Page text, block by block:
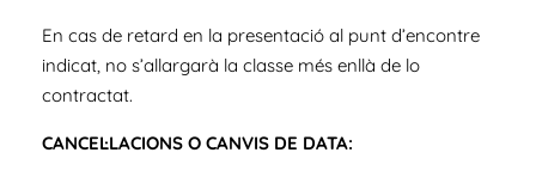
En cas de retard en la presentació al punt d’encontre
indicat, no s’allargarà la classe més enllà de lo
contractat.
CANCEL·LACIONS O CANVIS DE DATA: